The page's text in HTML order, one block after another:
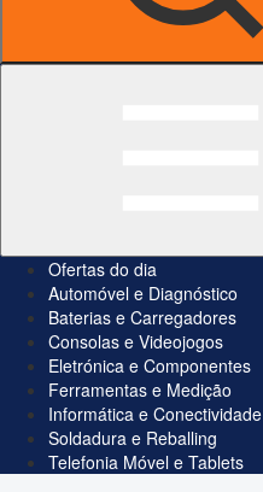
Ofertas do dia
Automóvel e Diagnóstico
Baterias e Carregadores
Consolas e Videojogos
Eletrónica e Componentes
Ferramentas e Medição
Informática e Conectividade
Soldadura e Reballing
Telefonia Móvel e Tablets